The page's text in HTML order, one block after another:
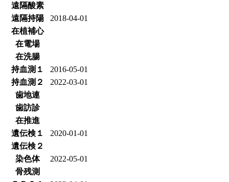
遠隔酸素
遠隔持陽
2018-04-01
在植補心
在電場
在洗腸
持血測１
2016-05-01
持血測２
2022-03-01
歯地連
歯訪診
在推進
遺伝検１
2020-01-01
遺伝検２
染色体
2022-05-01
骨残測